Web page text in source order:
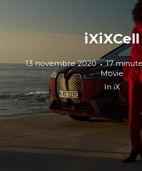
iXiXCell
13 novembre 2020 17
Movie
In iX